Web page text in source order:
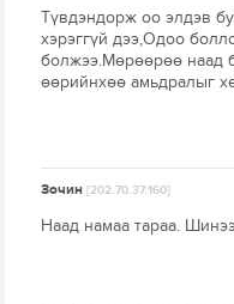
Түвдэндорж оо элдэв
хэрэггүй дээ,Одоо
болжээ.Мөрөөрөө наад
өөрийнхөө амьдралыг
Зочин[202.70.37.160]
Наад намаа тараа.